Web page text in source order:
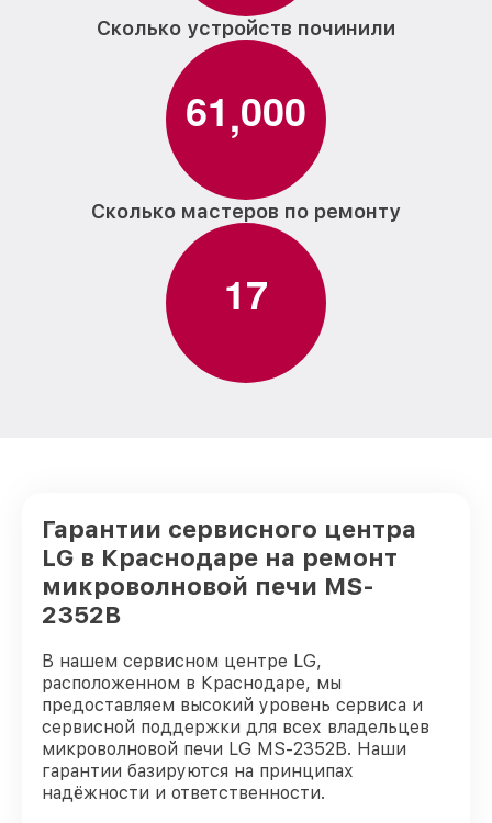
Сколько устройств починили
61,000
Сколько мастеров по ремонту
17
Гарантии сервисного центра
LG в Краснодаре на ремонт
микроволновой печи MS-
2352B
В нашем сервисном центре LG,
расположенном в Краснодаре, мы
предоставляем высокий уровень сервиса и
сервисной поддержки для всех владельцев
микроволновой печи LG MS-2352B. Наши
гарантии базируются на принципах
надёжности и ответственности.